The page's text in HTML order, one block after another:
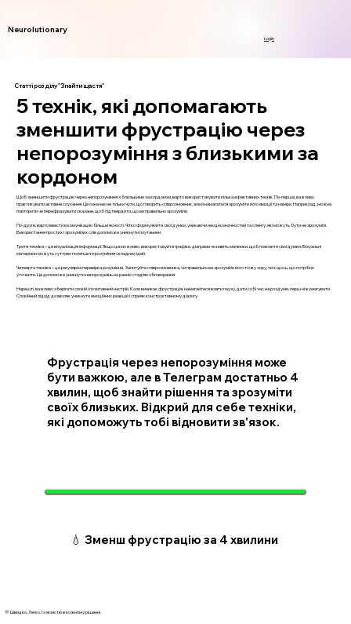
Neurolutionary
Login
Статті розділу "Знайти щастя"
5 технік, які допомагають
зменшити фрустрацію через
непорозуміння з близькими за
кордоном
Щоб зменшити фрустрацію через непорозуміння з близькими за кордоном, варто використовувати кілька ефективних технік. По-перше, важливо
практикувати активне слухання. Це означає не тільки чути, що говорить співрозмовник, але й намагатися зрозуміти його емоції та наміри. Наприклад, можна
повторити чи перефразувати сказане, щоб підтвердити, що ви правильно зрозуміли.
По-друге, варто ввести в комунікацію більше ясності. Чітко формулюйте свої думки, уникаючи неоднозначностей та сленгу, які можуть бути не зрозумілі.
Використання простих і зрозумілих слів допоможе уникнути плутанини.
Третя техніка – це візуалізація інформації. Якщо це можливо, використовуйте графіки, діаграми чи навіть малюнки, щоб пояснити свої думки. Візуальні
матеріали можуть суттєво полегшити розуміння складних ідей.
Четверта техніка – це регулярна перевірка розуміння. Запитуйте співрозмовника, чи правильно ви зрозуміли його точку зору, чи є щось, що потрібно
уточнити. Це допоможе уникнути непорозумінь на ранніх стадіях обговорення.
Нарешті, важливо зберігати спокій і позитивний настрій. Коли виникає фрустрація, намагайтеся взяти паузу, дати собі час на роздуми, перш ніж реагувати.
Спокійний підхід дозволяє уникнути емоційних реакцій і сприяє конструктивному діалогу.
Фрустрація через непорозуміння може
бути важкою, але в Телеграм достатньо 4
хвилин, щоб знайти рішення та зрозуміти
своїх близьких. Відкрий для себе техніки,
які допоможуть тобі відновити зв'язок.
💧 Зменш фрустрацію за 4 хвилини
💛 Швидко. Легко. І з ясністю в кожному рішенні.